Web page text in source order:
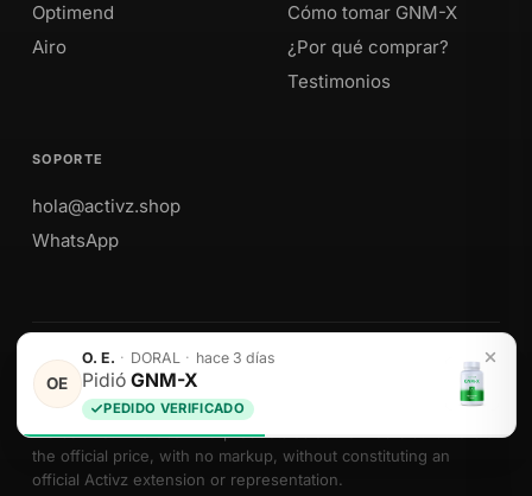
OE
O. E. · DORAL · hace 3 días
Pidió GNM-X
PEDIDO VERIFICADO
Optimend
Airo
Cómo tomar GNM-X
¿Por qué comprar?
Testimonios
SOPORTE
hola@activz.shop
WhatsApp
Envíos a Perú · México · EE. UU. · Colombia · Ecuador
We sell Activz Global LLC products as authorized distributors at
the official price, with no markup, without constituting an
official Activz extension or representation.